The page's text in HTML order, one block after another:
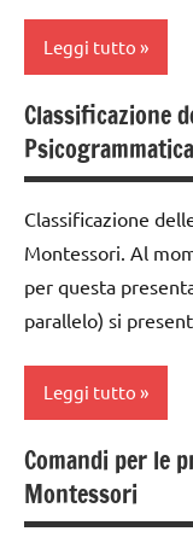
TUTTI GLI
ARTICOLI
materiale
didattico
scrivere
e
leggere
TUTTI GLI
ARGOMENTI
PER ETA'
ARTICOLI
Leggi tutto
addizione
classe
anni
MATEMATICA
materiale
didattico
Classificazione
Classificazione
Montessori. Al
per questa
parallelo) si
Leggi tutto
analisi
grammaticale
Montessori
Comandi per le
Montessori